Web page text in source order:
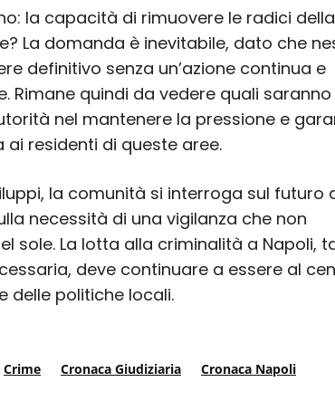
la capacità di rimuovere le radici della
La domanda è inevitabile, dato che
definitivo senza un’azione continua e
Rimane quindi da vedere quali saranno
nel mantenere la pressione e
ai residenti di queste aree.
la comunità si interroga sul futuro
necessità di una vigilanza che non
sole. La lotta alla criminalità a Napoli,
deve continuare a essere al
delle politiche locali.
Crime Cronaca Giudiziaria
Cronaca Napoli